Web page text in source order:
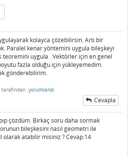
kolayca çözebilirsin. Artı bir
Paralel kenar yöntemini uygula bileşkeyi
teoremini uygula . Vektörler için en genel
fazla olduğu için yükleyemedim.
gönderebilirim.
tarafından yorumlandı
Cevapla
çözdüm. Birkaç soru daha sormak
bileşkesini nasıl geometri ile
olarak atabilir misiniz ? Cevap:14